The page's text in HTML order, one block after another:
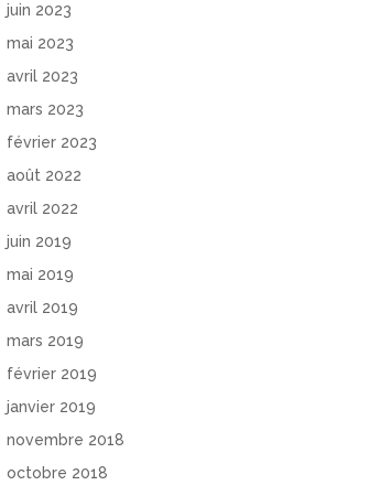
juin 2023
mai 2023
avril 2023
mars 2023
février 2023
août 2022
avril 2022
juin 2019
mai 2019
avril 2019
mars 2019
février 2019
janvier 2019
novembre 2018
octobre 2018